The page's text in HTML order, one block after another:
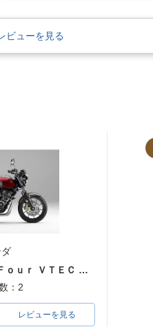
ビューを見る
ＣＢ４００Ｓｕｐｅｒ Ｆｏｕｒ ＶＴＥＣ ＳＰＥＣ３
：2
レビューを見る